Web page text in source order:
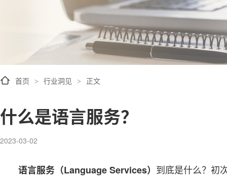
首页 > 行业洞见 > 正文
什么是语言服务？
2023-03-02
语言服务（Language Services） 到底是什么？初